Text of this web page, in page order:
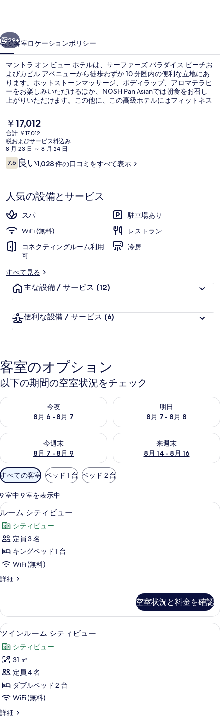
ュ
ー
ホ
テ
ル
の
写
真
ギ
ラ
リ
ー
次へ
29+
概要客室ロケーションポリシー
マントラ オン ビュー ホテルは、サーファーズ パラダイス ビーチお
よびカビル アベニューから徒歩わずか 10 分圏内の便利な立地にあ
ります。ホットストーンマッサージ、ボディラップ、アロマテラピ
ーをお楽しみいただけるほか、NOSH Pan Asianでは朝食をお召し
上がりいただけます。この他に、この高級ホテルにはフィットネス
わっています。旅行者は親切なスタッフやロケーションを高く評価
しています。この宿泊施設からは歩いてすぐ公共交通機関を利用で
きます。サイプレス・アベニュー駅まで 2 分の距離です。
現
在
の
料
金
は
す
￥17,012
合計 ￥17,012
税およびサービス料込み
8 月 23 日 ～ 8 月 24 日
口
コ
7.610段階中7.6
良い1,028 件の口コミをすべて表示
人気の設備とサービス
スパ
駐車場あり
WiFi (無料)
レストラン
コネクティングルーム利用
可
冷房
すべて見る
主な設備 / サービス (12)
便利な設備 / サービス (6)
客室のオプション
以下の期間の空室状況をチェック
今夜
8月 6 - 8月 7
今夜 8月 6 - 8月 7 の空室状況をチェック
明日
8月 7 - 8月 8
明日 8月 7 - 8月 8 の空室状況
今週末
8月 7 - 8月 9
今週末 8月 7 - 8月 9 の空室状況をチェック
来週末
8月 14 - 8月 16
来週末 8月 14 - 8月 16 の空室
利
用
可
能
な
客
室
の
り
込
件
すべての客室 ベッド 1 台 ベッド 2 台
9 室中 9 室を表示中
ル
ー
ム
シ
テ
ビ
ー
の
す
べ
て
の
写
真
を
セーフティボックス (室内)、デスク
5
ルーム シティビュー
シティビュー
定員 3 名
キングベッド 1 台
WiFi (無料)
詳細
ル
テ
ィ
ビ
ー
の
詳
細
空室状況と料金を確認
ツ
イ
ン
ル
ー
ム
テ
セーフティボックス (室内)、デスク
5
ツインルーム シティビュー
シティビュー
31 ㎡
定員 4 名
ダブルベッド 2 台
WiFi (無料)
詳細
ツ